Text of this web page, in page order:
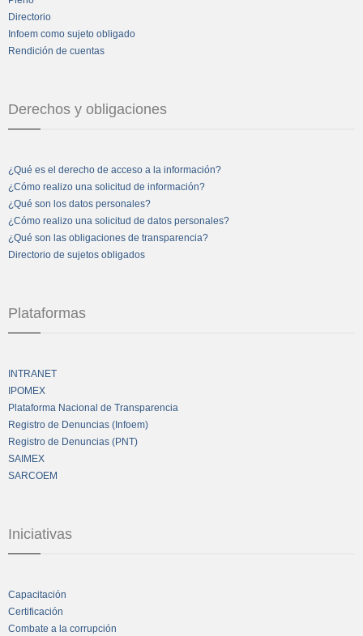
Directorio
Infoem como sujeto obligado
Rendición de cuentas
Derechos y obligaciones
¿Qué es el derecho de acceso a la información?
¿Cómo realizo una solicitud de información?
¿Qué son los datos personales?
¿Cómo realizo una solicitud de datos personales?
¿Qué son las obligaciones de transparencia?
Directorio de sujetos obligados
Plataformas
INTRANET
IPOMEX
Plataforma Nacional de Transparencia
Registro de Denuncias (Infoem)
Registro de Denuncias (PNT)
SAIMEX
SARCOEM
Iniciativas
Capacitación
Certificación
Combate a la corrupción